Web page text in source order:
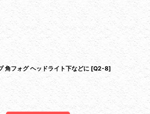
角フォグ ヘッドライト下などに [Q2-8]